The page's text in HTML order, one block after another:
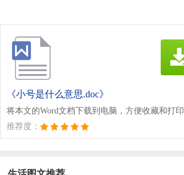
《小号是什么意思.doc》
将本文的Word文档下载到电脑，方便收藏和打印
推荐度：